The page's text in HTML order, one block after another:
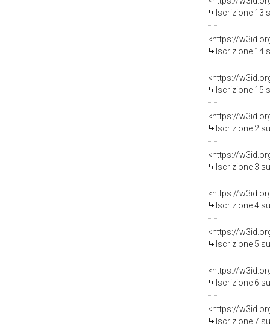
Iscrizione 13
<https://
Iscrizione 14
<https://
Iscrizione 15
<https://
Iscrizione 2
<https://
Iscrizione 3
<https://
Iscrizione 4
<https://
Iscrizione 5
<https://
Iscrizione 6
<https://
Iscrizione 7